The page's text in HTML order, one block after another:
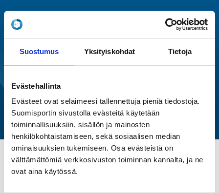
Suostumus Yksityiskohdat Tietoja
Evästehallinta
Evästeet ovat selaimeesi tallennettuja pieniä tiedostoja.
Suomisportin sivustolla evästeitä käytetään
toiminnallisuuksiin, sisällön ja mainosten
henkilökohtaistamiseen, sekä sosiaalisen median
ominaisuuksien tukemiseen. Osa evästeistä on
välttämättömiä verkkosivuston toiminnan kannalta, ja ne
ovat aina käytössä.
In English (EN)
Kontiolahden näyttökilpailu
5.1.2020, yhteislähtö
Suomen Ampumahiihtoliitto ry
Su 5.1.2020